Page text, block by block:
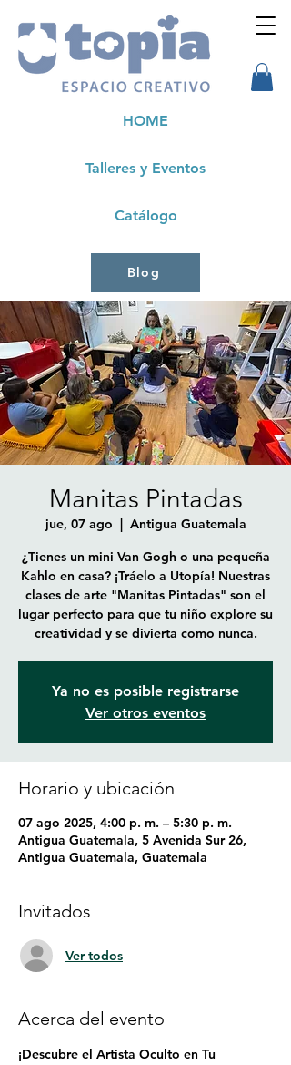
Talleres y Eventos
HOME
Catálogo
Blog
Manitas Pintadas
jue, 07 ago
  |
Antigua Guatemala
¿Tienes un mini Van Gogh o una pequeña
Kahlo en casa? ¡Tráelo a Utopía! Nuestras
clases de arte "Manitas Pintadas" son el
lugar perfecto para que tu niño explore su
creatividad y se divierta como nunca.
Ya no es posible registrarse
Ver otros eventos
Horario y ubicación
07 ago 2025, 4:00 p. m. – 5:30 p. m.
Antigua Guatemala, 5 Avenida Sur 26,
Antigua Guatemala, Guatemala
Invitados
Ver todos
Acerca del evento
¡Descubre el Artista Oculto en Tu